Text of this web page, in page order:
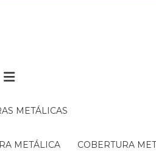
METÁLICAS
METÁLICA COBERTURA